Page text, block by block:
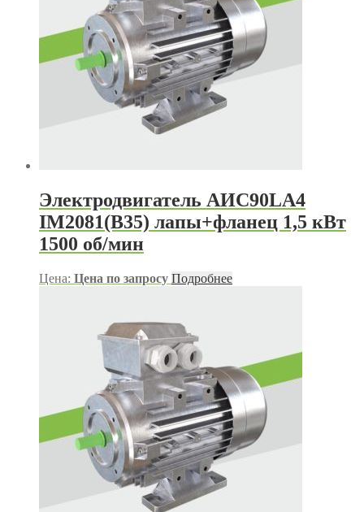
Электродвигатель АИС90LА4
IM2081(B35) лапы+фланец 1,5 кВт
1500 об/мин
Цена: Цена по запросу Подробнее